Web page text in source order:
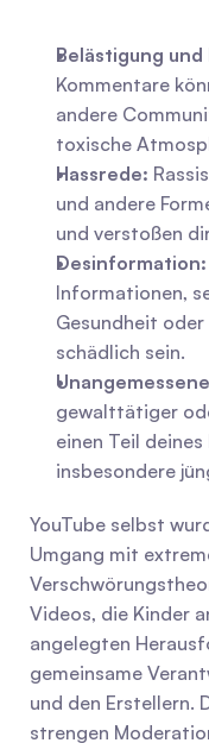
Belästigung
Kommentare
andere
toxische
Hassrede:
und andere
und verstoßen
Desinformation:
Informationen,
Gesundheit
schädlich sein.
gewalttätiger
einen Teil
insbesondere
YouTube selbst
Umgang mit
Videos, die Kinder
angelegten
gemeinsame
und den Erstellern.
strengen